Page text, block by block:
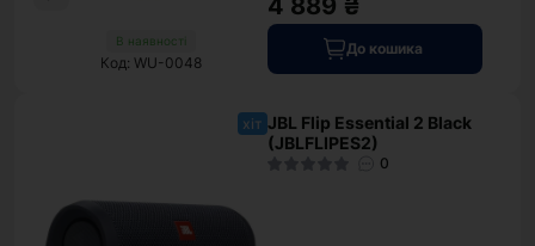
В наявності
Код: WU-0048
4 889 ₴
До кошика
хіт JBL Flip Essential 2 Black
(JBLFLIPES2)
0